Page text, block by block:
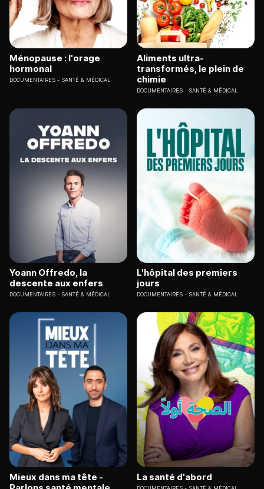
Ménopause : l'orage
hormonal
DOCUMENTAIRES SANTÉ & MÉDICAL
Aliments ultra-
transformés, le plein de
chimie
DOCUMENTAIRES SANTÉ & MÉDICAL
Yoann Offredo, la
descente aux enfers
DOCUMENTAIRES SANTÉ & MÉDICAL
L'hôpital des premiers
jours
DOCUMENTAIRES SANTÉ & MÉDICAL
Mieux dans ma tête -
La santé d'abord